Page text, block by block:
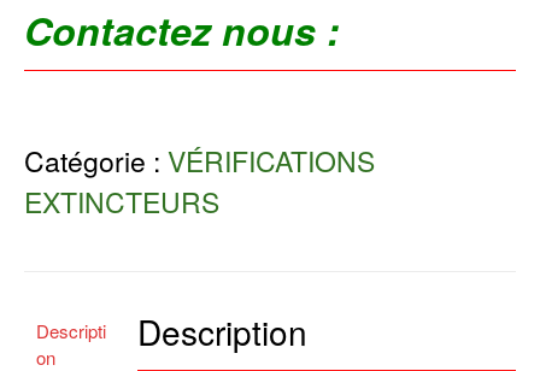
Contactez nous :
Catégorie : VÉRIFICATIONS
EXTINCTEURS
Descripti
on
Description